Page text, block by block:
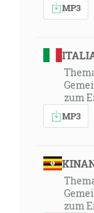
MP3
zum
MP3
zum